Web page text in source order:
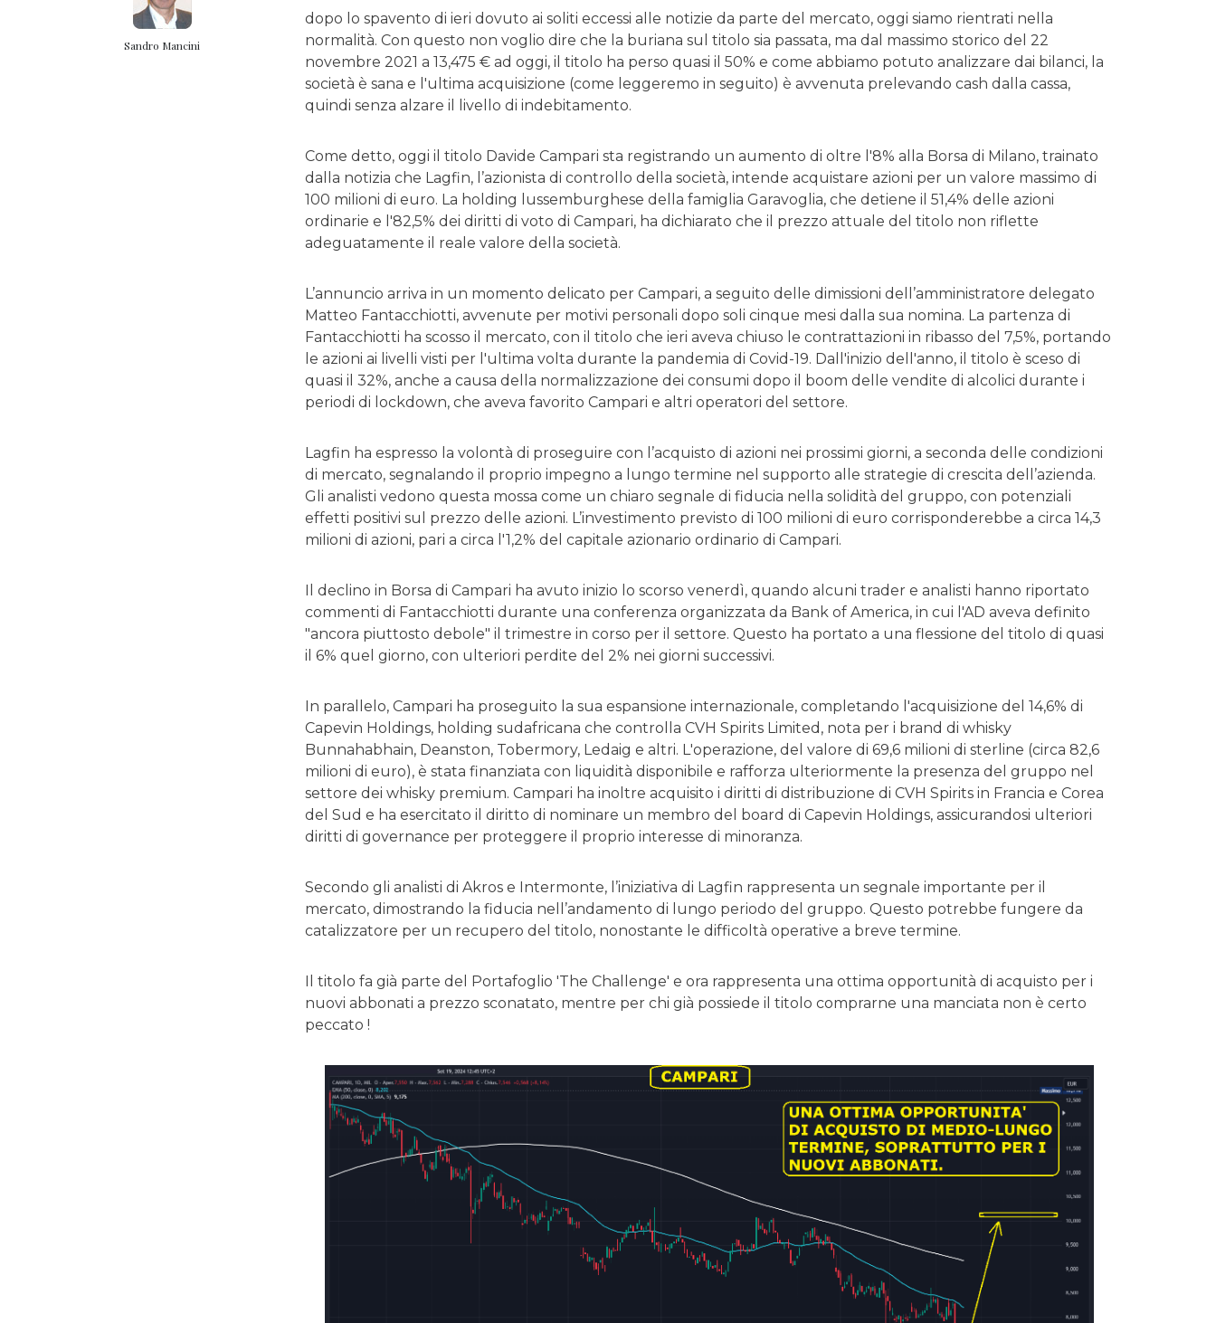
dopo lo spavento di ieri dovuto ai soliti eccessi alle notizie da parte del mercato, oggi siamo rientrati nella
normalità. Con questo non voglio dire che la buriana sul titolo sia passata, ma dal massimo storico del 22
novembre 2021 a 13,475 € ad oggi, il titolo ha perso quasi il 50% e come abbiamo potuto analizzare dai bilanci, la
società è sana e l'ultima acquisizione (come leggeremo in seguito) è avvenuta prelevando cash dalla cassa,
quindi senza alzare il livello di indebitamento.
Come detto, oggi il titolo Davide Campari sta registrando un aumento di oltre l'8% alla Borsa di Milano, trainato
dalla notizia che Lagfin, l’azionista di controllo della società, intende acquistare azioni per un valore massimo di
100 milioni di euro. La holding lussemburghese della famiglia Garavoglia, che detiene il 51,4% delle azioni
ordinarie e l'82,5% dei diritti di voto di Campari, ha dichiarato che il prezzo attuale del titolo non riflette
adeguatamente il reale valore della società.
L’annuncio arriva in un momento delicato per Campari, a seguito delle dimissioni dell’amministratore delegato
Matteo Fantacchiotti, avvenute per motivi personali dopo soli cinque mesi dalla sua nomina. La partenza di
Fantacchiotti ha scosso il mercato, con il titolo che ieri aveva chiuso le contrattazioni in ribasso del 7,5%, portando
le azioni ai livelli visti per l'ultima volta durante la pandemia di Covid-19. Dall'inizio dell'anno, il titolo è sceso di
quasi il 32%, anche a causa della normalizzazione dei consumi dopo il boom delle vendite di alcolici durante i
periodi di lockdown, che aveva favorito Campari e altri operatori del settore.
Lagfin ha espresso la volontà di proseguire con l’acquisto di azioni nei prossimi giorni, a seconda delle condizioni
di mercato, segnalando il proprio impegno a lungo termine nel supporto alle strategie di crescita dell’azienda.
Gli analisti vedono questa mossa come un chiaro segnale di fiducia nella solidità del gruppo, con potenziali
effetti positivi sul prezzo delle azioni. L’investimento previsto di 100 milioni di euro corrisponderebbe a circa 14,3
milioni di azioni, pari a circa l'1,2% del capitale azionario ordinario di Campari.
Il declino in Borsa di Campari ha avuto inizio lo scorso venerdì, quando alcuni trader e analisti hanno riportato
commenti di Fantacchiotti durante una conferenza organizzata da Bank of America, in cui l'AD aveva definito
"ancora piuttosto debole" il trimestre in corso per il settore. Questo ha portato a una flessione del titolo di quasi
il 6% quel giorno, con ulteriori perdite del 2% nei giorni successivi.
In parallelo, Campari ha proseguito la sua espansione internazionale, completando l'acquisizione del 14,6% di
Capevin Holdings, holding sudafricana che controlla CVH Spirits Limited, nota per i brand di whisky
Bunnahabhain, Deanston, Tobermory, Ledaig e altri. L'operazione, del valore di 69,6 milioni di sterline (circa 82,6
milioni di euro), è stata finanziata con liquidità disponibile e rafforza ulteriormente la presenza del gruppo nel
settore dei whisky premium. Campari ha inoltre acquisito i diritti di distribuzione di CVH Spirits in Francia e Corea
del Sud e ha esercitato il diritto di nominare un membro del board di Capevin Holdings, assicurandosi ulteriori
diritti di governance per proteggere il proprio interesse di minoranza.
Secondo gli analisti di Akros e Intermonte, l’iniziativa di Lagfin rappresenta un segnale importante per il
mercato, dimostrando la fiducia nell’andamento di lungo periodo del gruppo. Questo potrebbe fungere da
catalizzatore per un recupero del titolo, nonostante le difficoltà operative a breve termine.
Il titolo fa già parte del Portafoglio 'The Challenge' e ora rappresenta una ottima opportunità di acquisto per i
nuovi abbonati a prezzo sconatato, mentre per chi già possiede il titolo comprarne una manciata non è certo
peccato !
Sandro Mancini